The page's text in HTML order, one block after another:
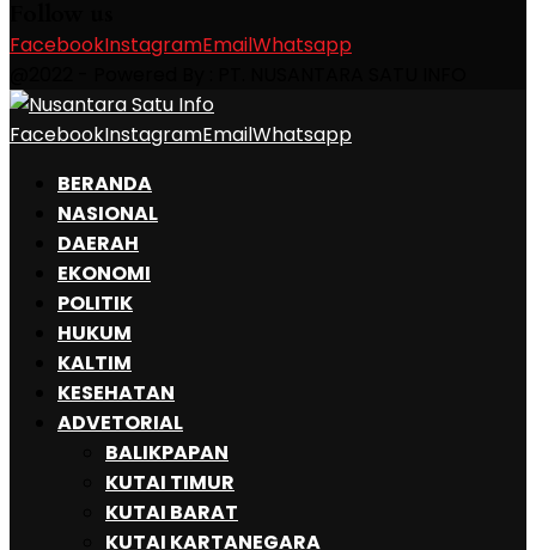
FacebookInstagramEmailWhatsapp
FacebookInstagramEmailWhatsapp
BERANDA
NASIONAL
DAERAH
EKONOMI
POLITIK
HUKUM
KALTIM
KESEHATAN
ADVETORIAL
BALIKPAPAN
KUTAI TIMUR
KUTAI BARAT
KUTAI KARTANEGARA